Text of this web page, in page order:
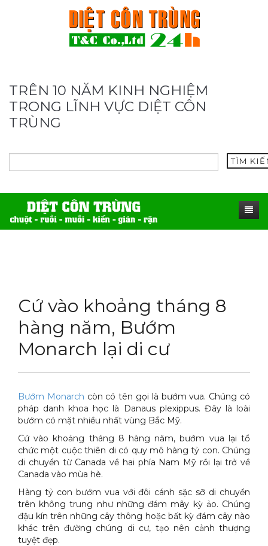
TRÊN 10 NĂM KINH NGHIỆM
TRONG LĨNH VỰC DIỆT CÔN
TRÙNG
TÌM
Thuốc diệt kiến Sài Gòn
Thuốc diệt gián Sài Gòn
Thuốc diệt muỗi Sài Gòn
Máy phun rửa cao cấp
Thiết bị vệ sinh sản phẩm
Thiết bị lau kính toà nhà
Máy chà rửa đánh bóng sàn
Máy diệt côn trùng
Máy hút bụi
Dịch vụ tiêu diệt mối tận gốc
Dịch vụ phun thuốc phòng trừ muỗi
Dịch vụ kiểm soát chuột gây hại
Dịch vụ kiểm soát gián
Dịch vụ phun diệt ruồi gây hại
Dịch vụ tiêu diệt gián gây hại sức khỏe
Dịch vụ xử lý tiêu diệt kiến tận gốc
THỦ THUẬT
Tin tức động vật
Sitemap
Video
Tài liệu xử lý côn trùng
LIÊN HỆ
Hotline 0986 018 930 (Anh Sơn)
Cứ vào khoảng tháng 8
hàng năm, Bướm
Monarch lại di cư
Bướm Monarch còn có tên gọi là bướm vua. Chúng có
pháp danh khoa học là Danaus plexippus. Đây là loài
bướm có mặt nhiều nhất vùng Bắc Mỹ.
Cứ vào khoảng tháng 8 hàng năm, bướm vua lại tổ
chức một cuộc thiên di có quy mô hàng tỷ con. Chúng
di chuyển từ Canada về hai phía Nam Mỹ rồi lại trở về
Canada vào mùa hè.
Hàng tỷ con bướm vua với đôi cánh sặc sỡ di chuyển
trên không trung như những đám mây kỳ ảo. Chúng
đậu kín trên những cây thông hoặc bất kỳ đám cây nào
khác trên đường chúng di cư, tạo nên cảnh thượng
tuyệt đẹp.